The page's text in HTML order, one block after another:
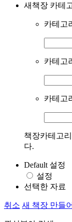
새책장 카테
카테고
카테고
카테고
책장카테고
다.
Default 설정
설정
선택한 자료
취소 새 책장 만들